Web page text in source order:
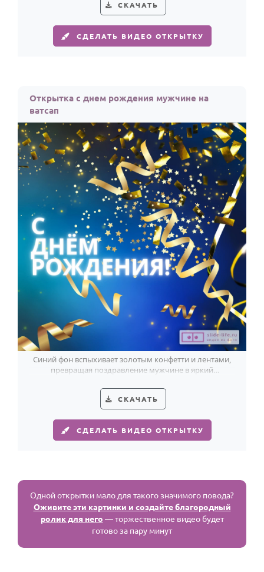
СКАЧАТЬ
СДЕЛАТЬ ВИДЕО ОТКРЫТКУ
Открытка с днем рождения мужчине на
ватсап
Синий фон вспыхивает золотым конфетти и лентами,
превращая поздравление мужчине в яркий
СКАЧАТЬ
СДЕЛАТЬ ВИДЕО ОТКРЫТКУ
Одной открытки мало для такого значимого повода?
Оживите эти картинки и создайте благородный
ролик для него — торжественное видео будет
готово за пару минут